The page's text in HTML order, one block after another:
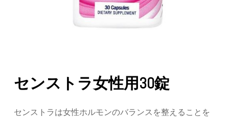
センストラ女性用30錠
センストラは女性ホルモンのバランスを整えることを